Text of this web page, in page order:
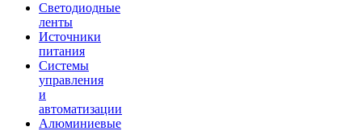
Светодиодные
ленты
Источники
питания
Системы
управления
и
автоматизации
Алюминиевые